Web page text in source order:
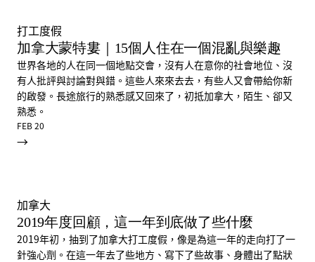
打工度假
加拿大蒙特婁｜15個人住在一個混亂與樂趣
世界各地的人在同一個地點交會，沒有人在意你的社會地位、沒
有人批評與討論對與錯。這些人來來去去，有些人又會帶給你新
的啟發。長途旅行的熟悉感又回來了，初抵加拿大，陌生、卻又
熟悉。
FEB 20
→
加拿大
2019年度回顧，這一年到底做了些什麼
2019年初，抽到了加拿大打工度假，像是為這一年的走向打了一
針強心劑。在這一年去了些地方、寫下了些故事、身體出了點狀